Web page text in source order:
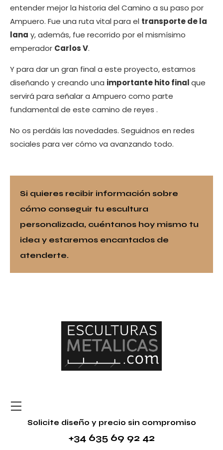
entender mejor la historia del Camino a su paso por
Ampuero. Fue una ruta vital para el transporte de la
lana y, además, fue recorrido por el mismísimo
emperador Carlos V.
Y para dar un gran final a este proyecto, estamos
diseñando y creando una importante hito finalque
servirá para señalar a Ampuero como parte
fundamental de este camino de reyes .
No os perdáis las novedades. Seguidnos en redes
sociales para ver cómo va avanzando todo.
Si quieres recibir información sobre
cómo conseguir tu escultura
personalizada, cuéntanos hoy mismo tu
idea y estaremos encantados de
atenderte.
Solicite diseño y precio sin compromiso
+34 635 69 92 42